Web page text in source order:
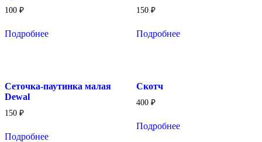
100 ₽
Подробнее
150 ₽
Подробнее
Сеточка-паутинка малая
Dewal
150 ₽
Подробнее
Скотч
400 ₽
Подробнее